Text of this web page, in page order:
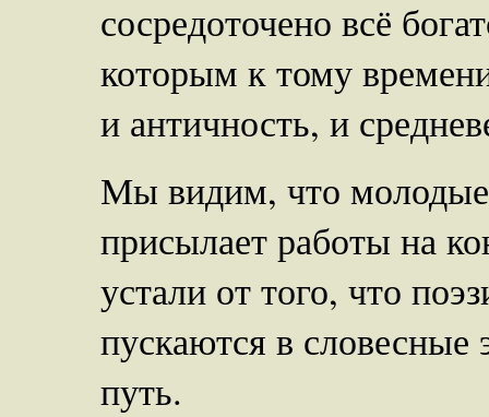
сосредоточено всё
которым к тому
и античность, и
Мы видим, что молодые
присылает работы на
устали от того, что
пускаются в словесные
путь.